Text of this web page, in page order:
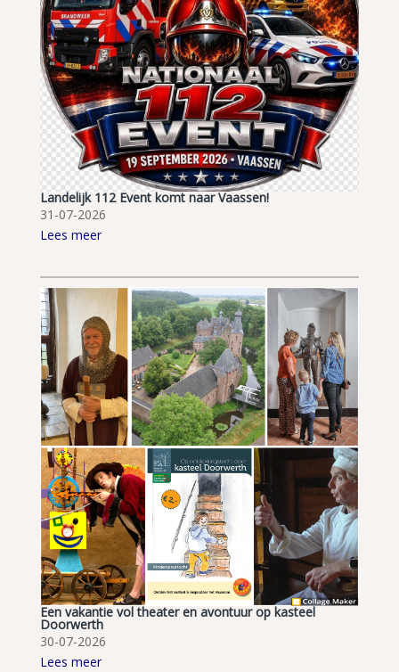
Landelijk 112 Event komt naar Vaassen!
31-07-2026
Lees meer
Een vakantie vol theater en avontuur op kasteel
Doorwerth
30-07-2026
Lees meer